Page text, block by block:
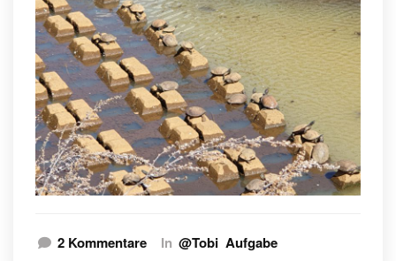
2 Kommentarezu In @Tobi Aufgabe